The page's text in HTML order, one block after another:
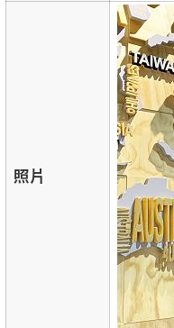
照片